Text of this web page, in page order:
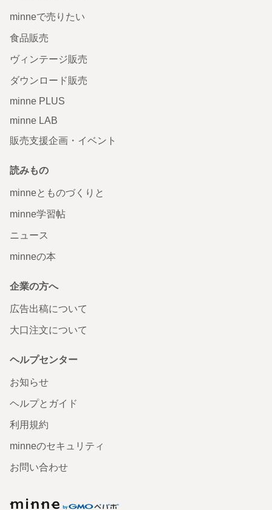
minneで売りたい
食品販売
ヴィンテージ販売
ダウンロード販売
minne PLUS
minne LAB
販売支援企画・イベント
読みもの
minneとものづくりと
minne学習帖
ニュース
minneの本
企業の方へ
広告出稿について
大口注文について
ヘルプセンター
お知らせ
ヘルプとガイド
利用規約
minneのセキュリティ
お問い合わせ